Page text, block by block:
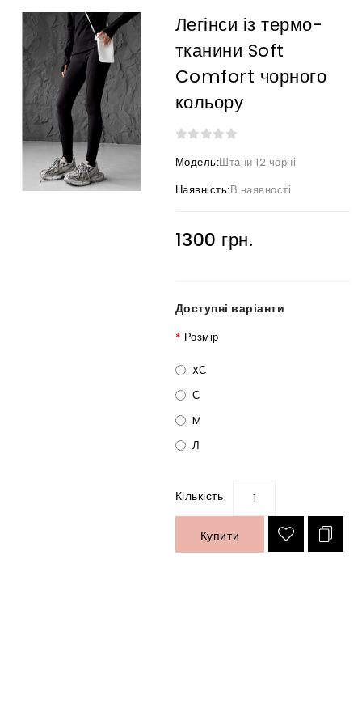
Легінси із термо-
тканини Soft
Comfort чорного
кольору
Модель:Штани 12 чорні
Наявність:В наявності
1300 грн.
Доступні варіанти
Розмір
XС
С
M
Л
Кількість
Купити